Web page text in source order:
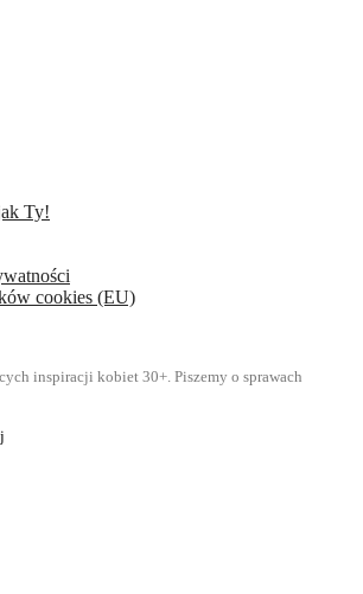
Ty!
cookies (EU)
inspiracji kobiet 30+. Piszemy o sprawach